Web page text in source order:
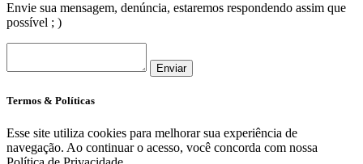
Envie sua mensagem, denúncia, estaremos respondendo assim que
possível ; )
Enviar
Termos & Políticas
Esse site utiliza cookies para melhorar sua experiência de
navegação. Ao continuar o acesso, você concorda com nossa